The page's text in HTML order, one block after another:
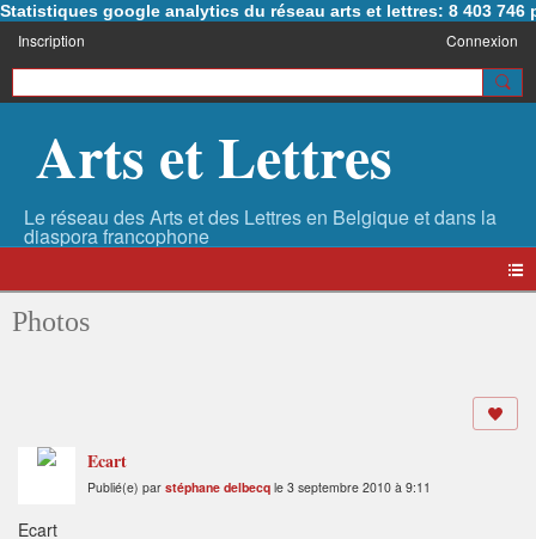
Statistiques google analytics du réseau arts et lettres: 8 403 746
Inscription Connexion
Arts et Lettres
Photos
Ecart
Publié(e) par stéphane delbecq le 3 septembre 2010 à 9:11
Ecart